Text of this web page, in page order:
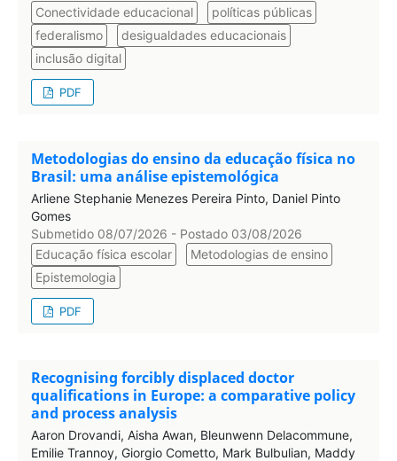
Conectividade educacional
políticas públicas
federalismo
desigualdades educacionais
inclusão digital
PDF
Metodologias do ensino da educação física no
Brasil: uma análise epistemológica
Arliene Stephanie Menezes Pereira Pinto, Daniel Pinto
Gomes
Submetido 08/07/2026 - Postado 03/08/2026
Educação física escolar
Metodologias de ensino
Epistemologia
PDF
Recognising forcibly displaced doctor
qualifications in Europe: a comparative policy
and process analysis
Aaron Drovandi, Aisha Awan, Bleunwenn Delacommune,
Emilie Trannoy, Giorgio Cometto, Mark Bulbulian, Maddy